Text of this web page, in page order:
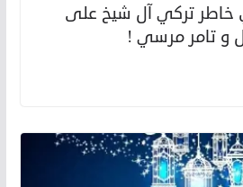
خاطر تركي آل شيخ على
و تامر مرسي !